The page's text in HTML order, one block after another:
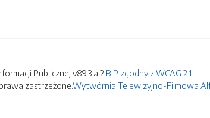
Publicznej v89.3.a.2 BIP zgodny z WCAG 2.1
zastrzeżone.Wytwórnia Telewizyjno-Filmowa